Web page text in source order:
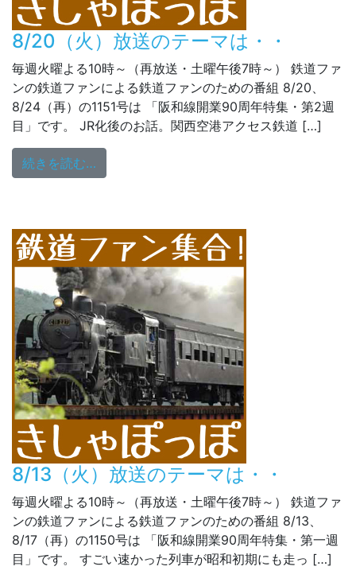
8/20（火）放送のテーマは・・
毎週火曜よる10時～（再放送・土曜午後7時～） 鉄道ファ
ンの鉄道ファンによる鉄道ファンのための番組 8/20、
8/24（再）の1151号は 「阪和線開業90周年特集・第2週
目」です。 JR化後のお話。関西空港アクセス鉄道 […]
続きを読む…
8/13（火）放送のテーマは・・
毎週火曜よる10時～（再放送・土曜午後7時～） 鉄道ファ
ンの鉄道ファンによる鉄道ファンのための番組 8/13、
8/17（再）の1150号は 「阪和線開業90周年特集・第一週
目」です。 すごい速かった列車が昭和初期にも走っ […]